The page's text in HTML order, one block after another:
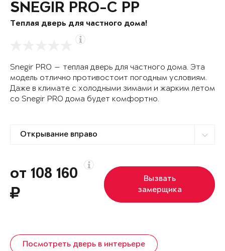
SNEGIR PRO-C PP
Теплая дверь для частного дома!
Snegir PRO — теплая дверь для частного дома. Эта
модель отлично противостоит погодным условиям.
Даже в климате с холодными зимами и жарким летом
со Snegir PRO дома будет комфортно.
от 108 160
Вызвать
замерщика
Посмотреть дверь в интерьере